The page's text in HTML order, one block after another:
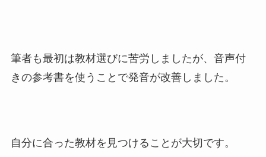
筆者も最初は教材選びに苦労しましたが、音声付
きの参考書を使うことで発音が改善しました。
自分に合った教材を見つけることが大切です。